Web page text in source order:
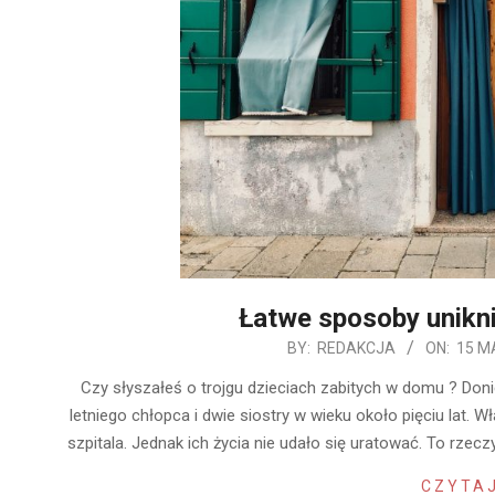
Łatwe sposoby
BY: REDAKCJA ON: 15
Czy słyszałeś o trojgu dzieciach zabitych w domu ?
letniego chłopca i dwie siostry w wieku około pięciu lat.
szpitala. Jednak ich życia nie udało się uratować. To